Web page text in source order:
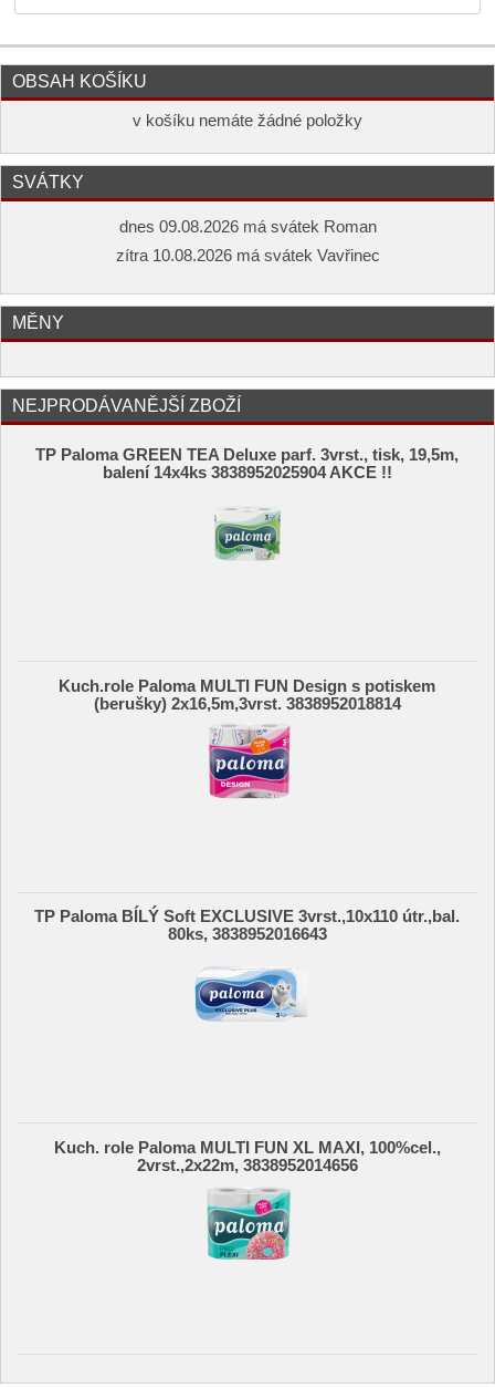
OBSAH KOŠÍKU
v košíku nemáte žádné položky
SVÁTKY
dnes 09.08.2026 má svátek Roman
zítra 10.08.2026 má svátek Vavřinec
MĚNY
NEJPRODÁVANĚJŠÍ ZBOŽÍ
TP Paloma GREEN TEA Deluxe parf. 3vrst., tisk, 19,5m,
balení 14x4ks 3838952025904 AKCE !!
Kuch.role Paloma MULTI FUN Design s potiskem
(berušky) 2x16,5m,3vrst. 3838952018814
TP Paloma BÍLÝ Soft EXCLUSIVE 3vrst.,10x110 útr.,bal.
80ks, 3838952016643
Kuch. role Paloma MULTI FUN XL MAXI, 100%cel.,
2vrst.,2x22m, 3838952014656